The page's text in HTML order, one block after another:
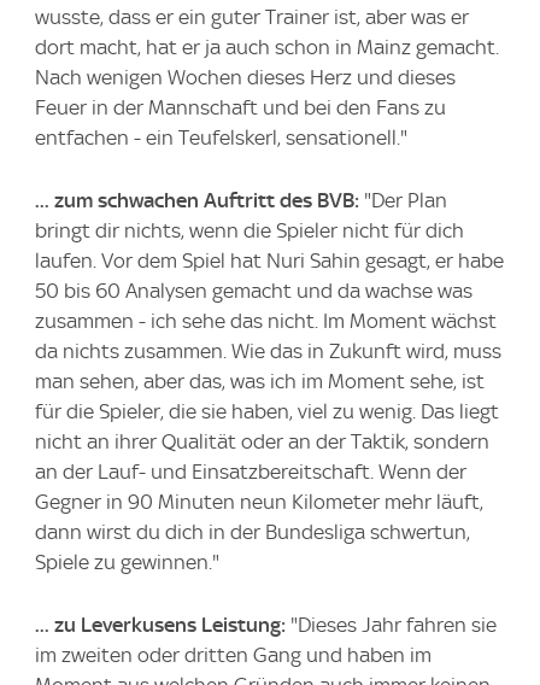
wusste, dass er ein guter Trainer ist, aber was er
dort macht, hat er ja auch schon in Mainz gemacht.
Nach wenigen Wochen dieses Herz und dieses
Feuer in der Mannschaft und bei den Fans zu
entfachen - ein Teufelskerl, sensationell."
... zum schwachen Auftritt des BVB: "Der Plan
bringt dir nichts, wenn die Spieler nicht für dich
laufen. Vor dem Spiel hat Nuri Sahin gesagt, er habe
50 bis 60 Analysen gemacht und da wachse was
zusammen - ich sehe das nicht. Im Moment wächst
da nichts zusammen. Wie das in Zukunft wird, muss
man sehen, aber das, was ich im Moment sehe, ist
für die Spieler, die sie haben, viel zu wenig. Das liegt
nicht an ihrer Qualität oder an der Taktik, sondern
an der Lauf- und Einsatzbereitschaft. Wenn der
Gegner in 90 Minuten neun Kilometer mehr läuft,
dann wirst du dich in der Bundesliga schwertun,
Spiele zu gewinnen."
... zu Leverkusens Leistung: "Dieses Jahr fahren sie
im zweiten oder dritten Gang und haben im